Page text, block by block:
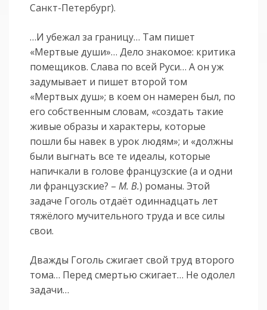
Санкт-Петербург).
…И убежал за границу… Там пишет
«Мертвые души»… Дело знакомое: критика
помещиков. Слава по всей Руси… А он уж
задумывает и пишет второй том
«Мертвых душ»; в коем он намерен был, по
его собственным словам, «создать такие
живые образы и характеры, которые
пошли бы навек в урок людям»; и «должны
были выгнать все те идеалы, которые
напичкали в голове французские (а и одни
ли французские? –М. В.) романы. Этой
задаче Гоголь отдаёт одиннадцать лет
тяжёлого мучительного труда и все силы
свои.
Дважды Гоголь сжигает свой труд второго
тома… Перед смертью сжигает… Не одолел
задачи…